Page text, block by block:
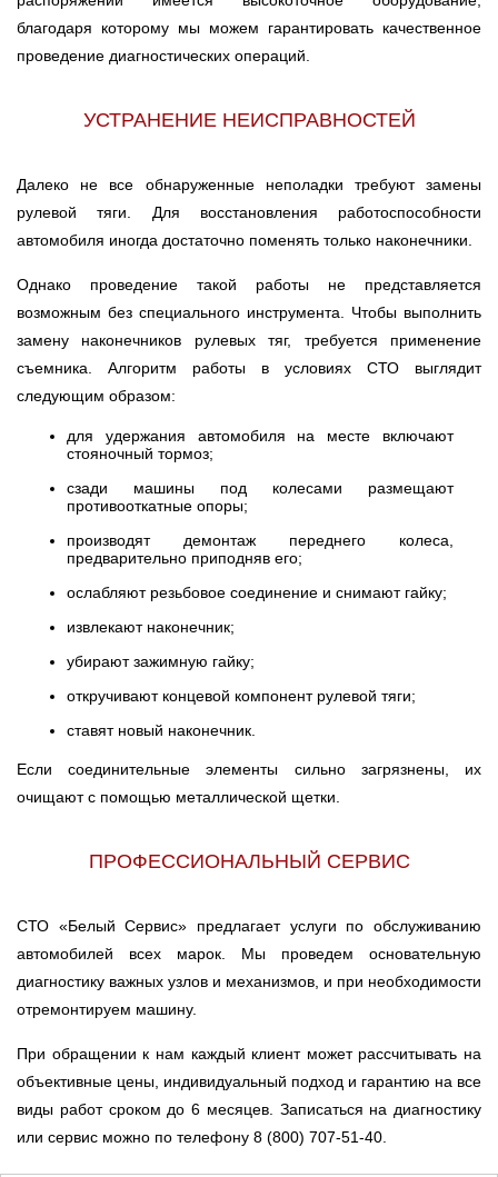
благодаря которому мы можем гарантировать качественное
проведение диагностических операций.
УСТРАНЕНИЕ НЕИСПРАВНОСТЕЙ
Далеко не все обнаруженные неполадки требуют замены
рулевой тяги. Для восстановления работоспособности
автомобиля иногда достаточно поменять только наконечники.
Однако проведение такой работы не представляется
возможным без специального инструмента. Чтобы выполнить
замену наконечников рулевых тяг, требуется применение
съемника. Алгоритм работы в условиях СТО выглядит
следующим образом:
для удержания автомобиля на месте включают
стояночный тормоз;
сзади машины под колесами размещают
противооткатные опоры;
производят демонтаж переднего колеса,
предварительно приподняв его;
ослабляют резьбовое соединение и снимают гайку;
извлекают наконечник;
убирают зажимную гайку;
откручивают концевой компонент рулевой тяги;
ставят новый наконечник.
Если соединительные элементы сильно загрязнены, их
очищают с помощью металлической щетки.
ПРОФЕССИОНАЛЬНЫЙ СЕРВИС
СТО «Белый Сервис» предлагает услуги по обслуживанию
автомобилей всех марок. Мы проведем основательную
диагностику важных узлов и механизмов, и при необходимости
отремонтируем машину.
При обращении к нам каждый клиент может рассчитывать на
объективные цены, индивидуальный подход и гарантию на все
виды работ сроком до 6 месяцев. Записаться на диагностику
или сервис можно по телефону 8 (800) 707-51-40.